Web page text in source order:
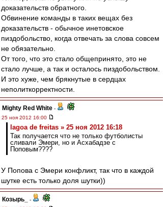
доказательств обратного.
Обвинение команды в таких вещах без
доказательств - обычное инетовское
пиздобольство, когда отвечать за слова совсем
не обязательно.
От того, что это стало общепринято, это не
стало лучше, а так и осталось пиздобольством.
И это хуже, чем брякнутые в сердцах
неполиткорректности.
Mighty Red White -
25 ноя 2012 16:00
lagoa de freitas » 25 ноя 2012 16:18
Так получается что не только футболисты
сливали Эмери, но и Асхабадзе с
Поповым????
У Попова с Эмери конфликт, так что в каждой
шутке есть только доля шутки))
Козырь_
-